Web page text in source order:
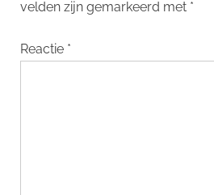
velden zijn gemarkeerd met *
Reactie *